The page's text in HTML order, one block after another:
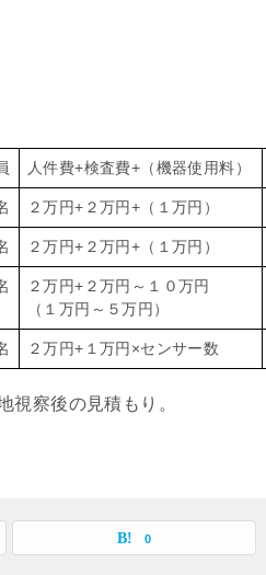
人件費+検査費+（機器使用料）
２万円+２万円+（１万円）
２万円+２万円+（１万円）
２万円+２万円～１０万円
（１万円～５万円）
２万円+１万円×センサー数
視察後の見積もり。
0